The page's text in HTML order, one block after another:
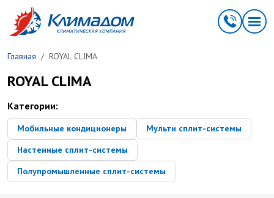
Перейти к основному содержанию
Главная ROYAL CLIMA
ROYAL CLIMA
Категории:
Мобильные кондиционеры
Мульти сплит-системы
Настенные сплит-системы
Полупромышленные сплит-системы